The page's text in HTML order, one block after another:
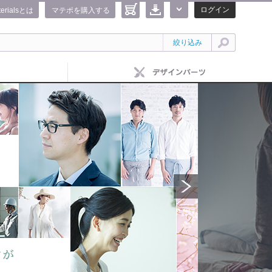
ログイン
マテポを購入する
とは
絞り込み